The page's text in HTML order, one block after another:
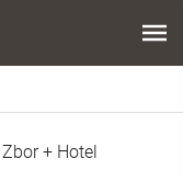
Zbor + Hotel